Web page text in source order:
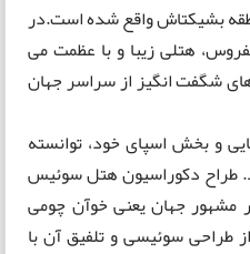
بشیکتاش واقع شده است.در
هتلی زیبا و با عظمت می
شگفت انگیز از سراسر جهان
و بخش اسپای خود، توانسته
طراح دکوراسیون هتل سوئیس
مشهور جهان یعنی خوآن چومی
طراحی سوئیسی و تلفیق آن با